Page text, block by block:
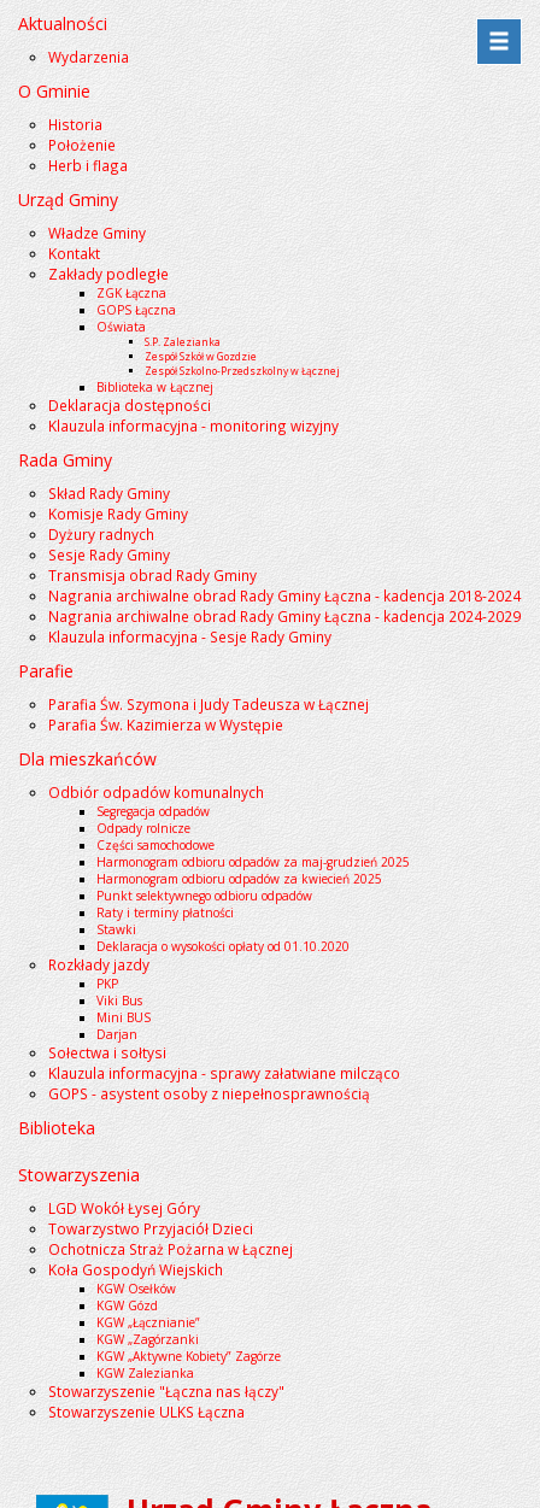
Aktualności
Wydarzenia
O Gminie
Historia
Położenie
Herb i flaga
Urząd Gminy
Władze Gminy
Kontakt
Zakłady podległe
ZGK Łączna
GOPS Łączna
Oświata
S.P. Zalezianka
Zespół Szkół w Gozdzie
Zespół Szkolno-Przedszkolny w Łącznej
Biblioteka w Łącznej
Deklaracja dostępności
Klauzula informacyjna - monitoring wizyjny
Rada Gminy
Skład Rady Gminy
Komisje Rady Gminy
Dyżury radnych
Sesje Rady Gminy
Transmisja obrad Rady Gminy
Nagrania archiwalne obrad Rady Gminy Łączna - kadencja 2018-2024
Nagrania archiwalne obrad Rady Gminy Łączna - kadencja 2024-2029
Klauzula informacyjna - Sesje Rady Gminy
Parafie
Parafia Św. Szymona i Judy Tadeusza w Łącznej
Parafia Św. Kazimierza w Występie
Dla mieszkańców
Odbiór odpadów komunalnych
Segregacja odpadów
Odpady rolnicze
Części samochodowe
Harmonogram odbioru odpadów za maj-grudzień 2025
Harmonogram odbioru odpadów za kwiecień 2025
Punkt selektywnego odbioru odpadów
Raty i terminy płatności
Stawki
Deklaracja o wysokości opłaty od 01.10.2020
Rozkłady jazdy
PKP
Viki Bus
Mini BUS
Darjan
Sołectwa i sołtysi
Klauzula informacyjna - sprawy załatwiane milcząco
GOPS - asystent osoby z niepełnosprawnością
Biblioteka
Stowarzyszenia
LGD Wokół Łysej Góry
Towarzystwo Przyjaciół Dzieci
Ochotnicza Straż Pożarna w Łącznej
Koła Gospodyń Wiejskich
KGW Osełków
KGW Gózd
KGW „Łącznianie”
KGW „Zagórzanki
KGW „Aktywne Kobiety” Zagórze
KGW Zalezianka
Stowarzyszenie "Łączna nas łączy"
Stowarzyszenie ULKS Łączna
Przejdź
do
menu
Przejdź
do
treści